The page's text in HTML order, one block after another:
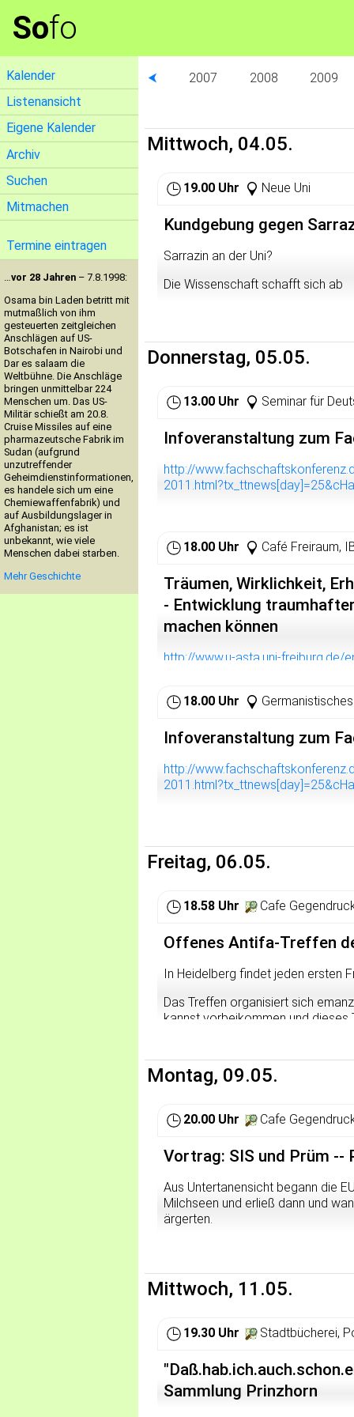
Sofo
Kalender
Listenansicht
Eigene Kalender
Archiv
Suchen
Mitmachen
Termine eintragen
…vor 28 Jahren – 7.8.1998:
Osama bin Laden betritt mit
mutmaßlich von ihm
gesteuerten zeitgleichen
Anschlägen auf US-
Botschafen in Nairobi und
Dar es salaam die
Weltbühne. Die Anschläge
bringen unmittelbar 224
Menschen um. Das US-
Militär schießt am 20.8.
Cruise Missiles auf eine
pharmazeutsche Fabrik im
Sudan (aufgrund
unzutreffender
Geheimdienstinformationen,
es handele sich um eine
Chemiewaffenfabrik) und
auf Ausbildungslager in
Afghanistan; es ist
unbekannt, wie viele
Menschen dabei starben.
Mehr Geschichte
⮜ 2007 2008 2009
Mittwoch, 04.05.
19.00 Uhr Neue Uni
Kundgebung gegen
Sarrazin an der Uni?
Die Wissenschaft schafft sich ab
Herr Sarrazin hat wiederholt
sich beispielsweise in seiner
keiner widerlegen kann, dann
Zahlreiche WissenschaftlerInnen,
dagegen. So erklärte der
(VBIO) dessen Thesen seien
des Menschen vereinbar",
Evolutionsforschung entspricht".
stellen lassen, welcher
der in der Vergangenheit vor
Wir Studierenden der Universität
solchen Vortrag ab- und Sarrazin
Donnerstag, 05.05.
13.00 Uhr Seminar für
Infoveranstaltung zum
http://
18.00 Uhr Café Freiraum,
Träumen, Wirklichkeit,
- Entwicklung
machen können
http://www.u-asta.uni-
18.00 Uhr
Infoveranstaltung zum
http://
Freitag, 06.05.
18.58 Uhr Cafe
Offenes Antifa-Treffen
In Heidelberg findet jeden ersten
Das Treffen organisiert sich
kannst vorbeikommen und
Hier besteht Freiraum zum
Mainstreams
Montag, 09.05.
20.00 Uhr Cafe
Vortrag: SIS und Prüm --
Aus Untertanensicht begann die
Milchseen und erließ dann und
ärgerten.
Das im letzten Jahr
Entwicklung für die nächsten fünf
Datenbanken und
es um einige davon gehen --
Schwierigkeiten beim Marsch in
Schwierigkeiten, die auch unsere
Mittwoch, 11.05.
19.30 Uhr Stadtbücherei,
Sammlung Prinzhorn